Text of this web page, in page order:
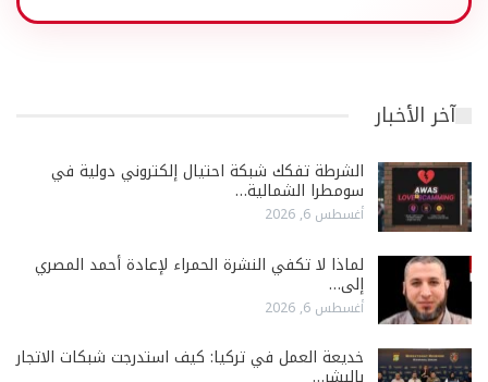
آخر الأخبار
الشرطة تفكك شبكة احتيال إلكتروني دولية في
سومطرا الشمالية…
أغسطس 6, 2026
لماذا لا تكفي النشرة الحمراء لإعادة أحمد المصري
إلى…
أغسطس 6, 2026
خديعة العمل في تركيا: كيف استدرجت شبكات الاتجار